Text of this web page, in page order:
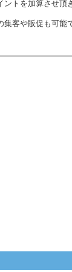
トを加算させ頂
客や販促も可